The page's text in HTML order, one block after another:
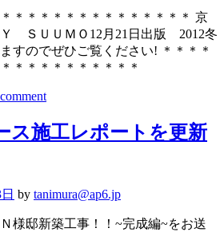
＊＊＊＊＊＊＊＊＊＊＊＊＊＊ 京
ＳＵＵＭＯ12月21日出版 2012冬
すのでぜひご覧ください! ＊＊＊＊
＊＊＊＊＊＊＊＊＊＊
ス施工レポートを更新
by tanimura@ap6.jp
様邸新築工事！！~完成編~をお送